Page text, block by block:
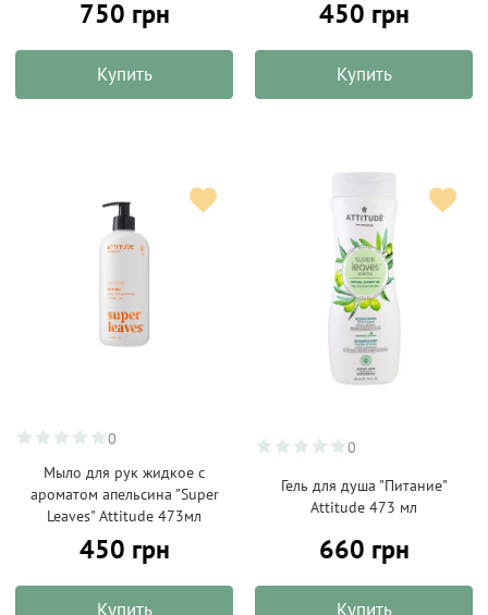
750 грн
Купить
450 грн
Купить
0
Мыло для рук жидкое с
ароматом апельсина "Super
Leaves" Attitude 473мл
450 грн
Купить
0
Гель для душа "Питание"
Attitude 473 мл
660 грн
Купить